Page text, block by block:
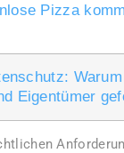
Pizza
Eigentümer